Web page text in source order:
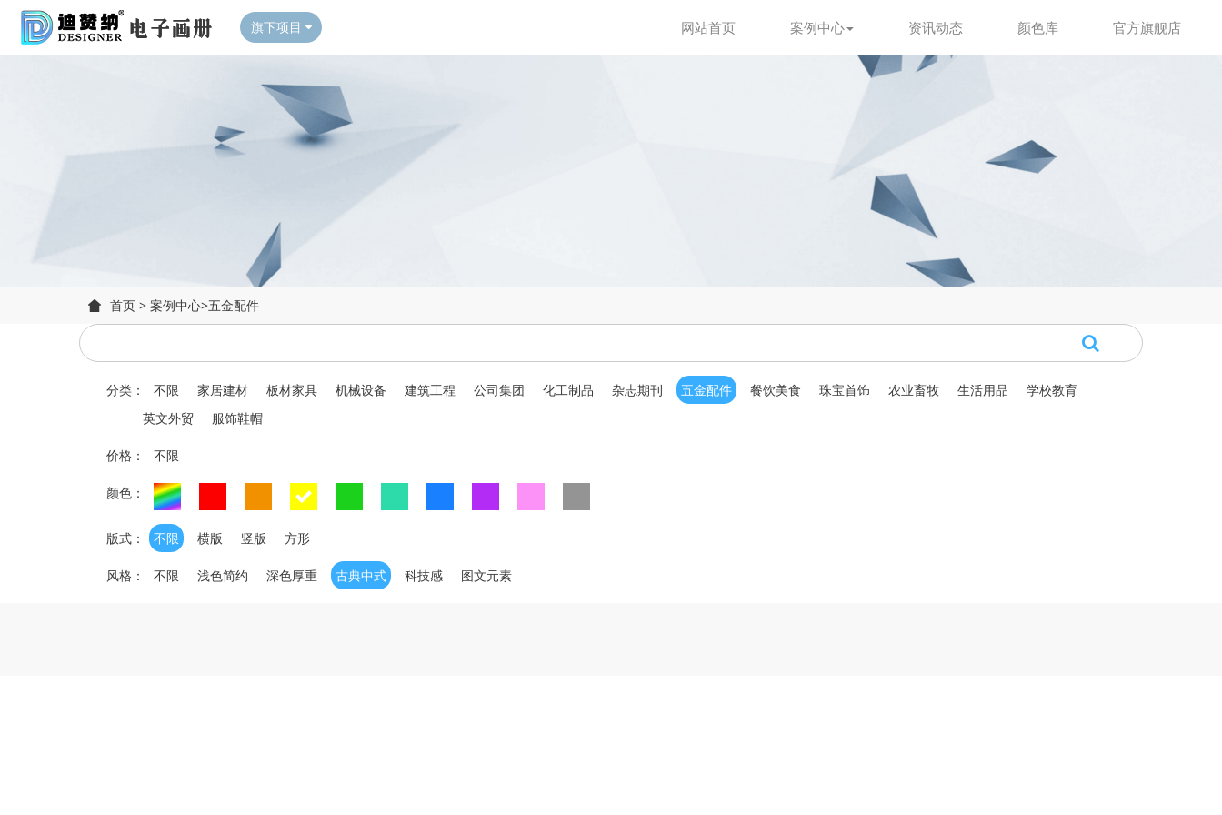
旗下项目 网站首页 案例中心 资讯动态 颜色库 官方旗舰店
首页 > 案例中心>五金配件
分类： 不限 家居建材 板材家具 机械设备 建筑工程 公司集团 化工制品 杂志期刊 五金配件 餐饮美食 珠宝首饰 农业畜牧 生活用品
学校教育
英文外贸
服饰鞋帽
价格： 不限
颜色：
版式： 不限 横版 竖版 方形
风格： 不限 浅色简约 深色厚重 古典中式 科技感 图文元素